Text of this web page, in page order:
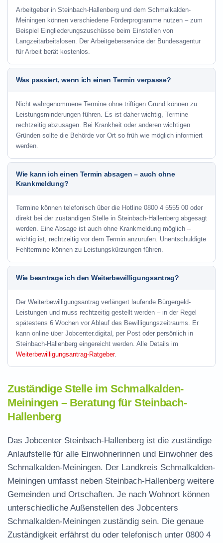
Arbeitgeber in Steinbach-Hallenberg und dem Schmalkalden-
Meiningen können verschiedene Förderprogramme nutzen – zum
Beispiel Eingliederungszuschüsse beim Einstellen von
Langzeitarbeitslosen. Der Arbeitgeberservice der Bundesagentur
für Arbeit berät kostenlos.
Was passiert, wenn ich einen Termin verpasse?
Nicht wahrgenommene Termine ohne triftigen Grund können zu
Leistungsminderungen führen. Es ist daher wichtig, Termine
rechtzeitig abzusagen. Bei Krankheit oder anderen wichtigen
Gründen sollte die Behörde vor Ort so früh wie möglich informiert
werden.
Wie kann ich einen Termin absagen – auch ohne
Krankmeldung?
Termine können telefonisch über die Hotline 0800 4 5555 00 oder
direkt bei der zuständigen Stelle in Steinbach-Hallenberg abgesagt
werden. Eine Absage ist auch ohne Krankmeldung möglich –
wichtig ist, rechtzeitig vor dem Termin anzurufen. Unentschuldigte
Fehltermine können zu Leistungskürzungen führen.
Wie beantrage ich den Weiterbewilligungsantrag?
Der Weiterbewilligungsantrag verlängert laufende Bürgergeld-
Leistungen und muss rechtzeitig gestellt werden – in der Regel
spätestens 6 Wochen vor Ablauf des Bewilligungszeitraums. Er
kann online über Jobcenter.digital, per Post oder persönlich in
Steinbach-Hallenberg eingereicht werden. Alle Details im
Weiterbewilligungsantrag-Ratgeber.
Zuständige Stelle im Schmalkalden-
Meiningen – Beratung für Steinbach-
Hallenberg
Das Jobcenter Steinbach-Hallenberg ist die zuständige
Anlaufstelle für alle Einwohnerinnen und Einwohner des
Schmalkalden-Meiningen. Der Landkreis Schmalkalden-
Meiningen umfasst neben Steinbach-Hallenberg weitere
Gemeinden und Ortschaften. Je nach Wohnort können
unterschiedliche Außenstellen des Jobcenters
Schmalkalden-Meiningen zuständig sein. Die genaue
Zuständigkeit erfährst du oder telefonisch unter 0800 4